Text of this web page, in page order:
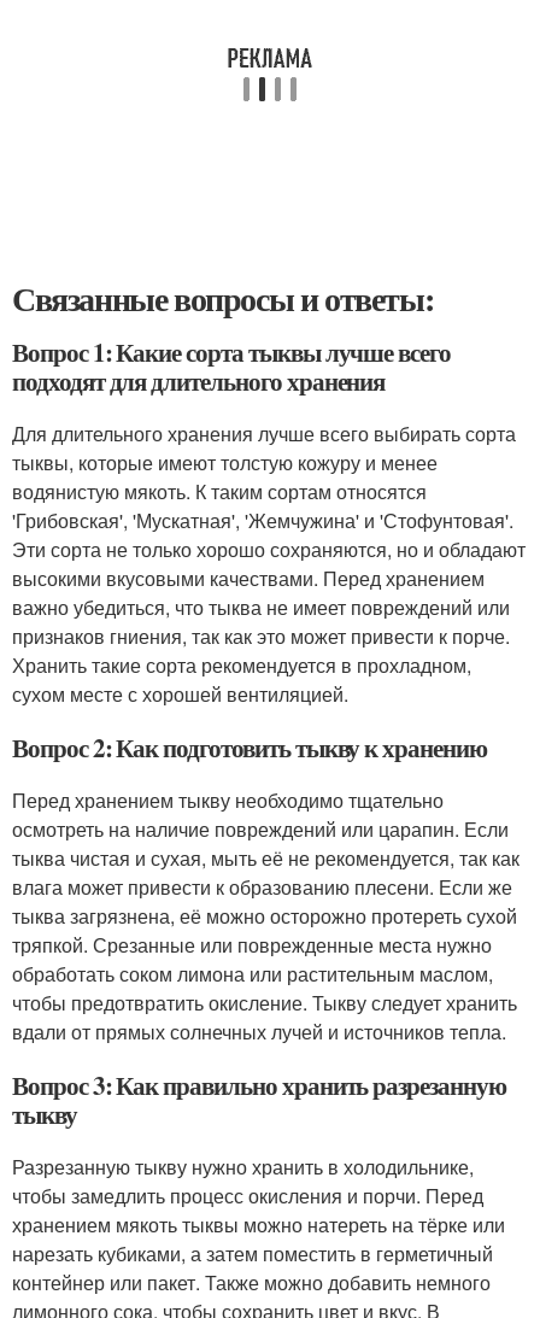
Связанные вопросы и ответы:
Вопрос 1: Какие сорта тыквы лучше всего
подходят для длительного хранения
Для длительного хранения лучше всего выбирать сорта
тыквы, которые имеют толстую кожуру и менее
водянистую мякоть. К таким сортам относятся
'Грибовская', 'Мускатная', 'Жемчужина' и 'Стофунтовая'.
Эти сорта не только хорошо сохраняются, но и обладают
высокими вкусовыми качествами. Перед хранением
важно убедиться, что тыква не имеет повреждений или
признаков гниения, так как это может привести к порче.
Хранить такие сорта рекомендуется в прохладном,
сухом месте с хорошей вентиляцией.
Вопрос 2: Как подготовить тыкву к хранению
Перед хранением тыкву необходимо тщательно
осмотреть на наличие повреждений или царапин. Если
тыква чистая и сухая, мыть её не рекомендуется, так как
влага может привести к образованию плесени. Если же
тыква загрязнена, её можно осторожно протереть сухой
тряпкой. Срезанные или поврежденные места нужно
обработать соком лимона или растительным маслом,
чтобы предотвратить окисление. Тыкву следует хранить
вдали от прямых солнечных лучей и источников тепла.
Вопрос 3: Как правильно хранить разрезанную
тыкву
Разрезанную тыкву нужно хранить в холодильнике,
чтобы замедлить процесс окисления и порчи. Перед
хранением мякоть тыквы можно натереть на тёрке или
нарезать кубиками, а затем поместить в герметичный
контейнер или пакет. Также можно добавить немного
лимонного сока, чтобы сохранить цвет и вкус. В